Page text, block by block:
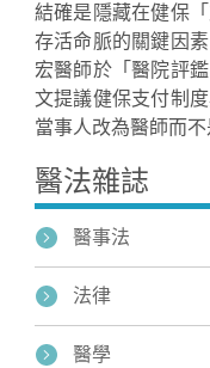
結確是隱藏在健保
存活命脈的關鍵因
宏醫師於「醫院評
文提議健保支付制
當事人改為醫師而
醫法雜誌
醫事法
法律
醫學